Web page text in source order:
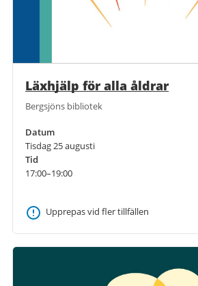
Läxhjälp för alla åldrar
Bergsjöns bibliotek
Datum
Tisdag 25 augusti
Tid
17:00–19:00
Upprepas vid fler tillfällen